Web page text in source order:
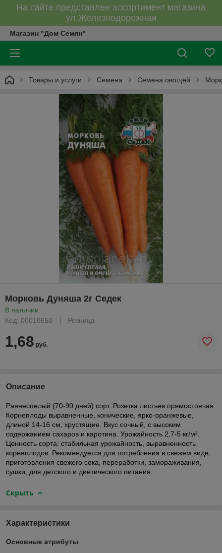
На сайте представлен ассортимент магазина
ул.Железнодорожная
Магазин "Дом Семян"
Товары и услуги Семена Семена овощей
Морковь Дуняша 2г Седек
В наличии
Код: 00010650
Розница
1,68 руб.
Описание
Раннеспелый (70-90 дней) сорт. Розетка листьев прямостоячая.
Корнеплоды выравненные, конические, ярко-оранжевые,
длиной 14-16 см, хрустящие. Вкус сочный, с высоким
содержанием сахаров и каротина. Урожайность 2,7-5 кг/м².
Ценность сорта: стабильная урожайность, выравненность
корнеплодов. Рекомендуется для потребления в свежем виде,
приготовления свежего сока, переработки, замораживания,
сушки, для детского и диетического питания.
Скрыть
Характеристики
Основные атрибуты